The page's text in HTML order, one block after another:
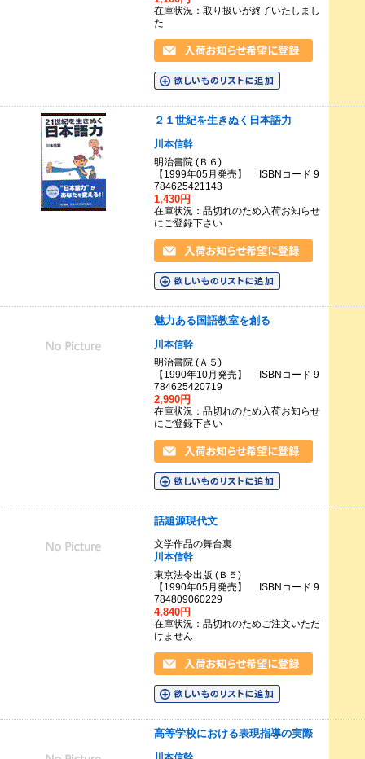
在庫状況：取り扱いが終了いたしまし
た
２１世紀を生きぬく日本語力
川本信幹
明治書院 (Ｂ６)
【1999年05月発売】 ISBNコード 9
784625421143
1,430円
在庫状況：品切れのため入荷お知らせ
にご登録下さい
魅力ある国語教室を創る
川本信幹
明治書院 (Ａ５)
【1990年10月発売】 ISBNコード 9
784625420719
2,990円
在庫状況：品切れのため入荷お知らせ
にご登録下さい
話題源現代文
文学作品の舞台裏
川本信幹
東京法令出版 (Ｂ５)
【1990年05月発売】 ISBNコード 9
784809060229
4,840円
在庫状況：品切れのためご注文いただ
けません
高等学校における表現指導の実際